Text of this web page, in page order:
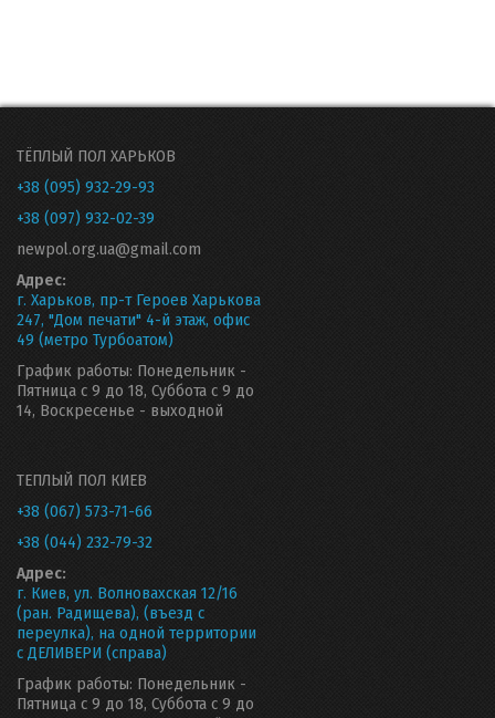
ТЁПЛЫЙ ПОЛ ХАРЬКОВ
+38 (095) 932-29-93
+38 (097) 932-02-39
newpol.org.ua@gmail.com
Адрес:
г. Харьков, пр-т Героев Харькова
247, "Дом печати" 4-й этаж, офис
49 (метро Турбоатом)
График работы: Понедельник -
Пятница с 9 до 18, Суббота с 9 до
14, Воскресенье - выходной
ТЕПЛЫЙ ПОЛ КИЕВ
+38 (067) 573-71-66
+38 (044) 232-79-32
Адрес:
г. Киев, ул. Волновахская 12/16
(ран. Радищева), (въезд с
переулка), на одной территории
с ДЕЛИВЕРИ (справа)
График работы: Понедельник -
Пятница с 9 до 18, Суббота с 9 до